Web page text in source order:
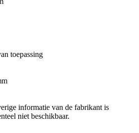
toepassing
informatie van de fabrikant is
niet beschikbaar.